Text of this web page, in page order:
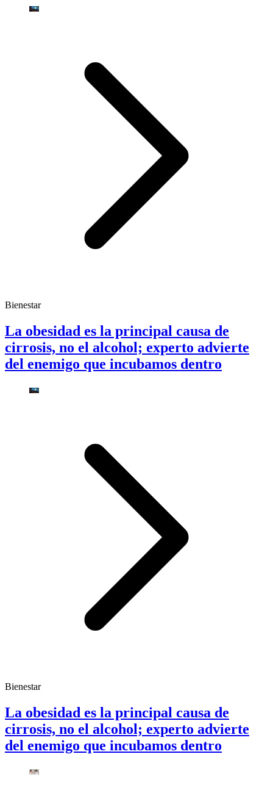
Bienestar
La obesidad es la principal causa de
cirrosis, no el alcohol; experto advierte
del enemigo que incubamos dentro
Bienestar
La obesidad es la principal causa de
cirrosis, no el alcohol; experto advierte
del enemigo que incubamos dentro